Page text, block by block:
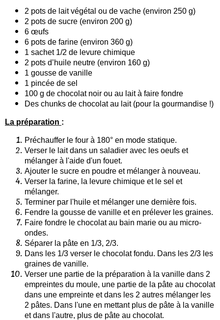
2 pots de lait végétal ou de vache (environ 250 g)
2 pots de sucre (environ 200 g)
6 œufs
6 pots de farine (environ 360 g)
1 sachet 1/2 de levure chimique
2 pots d’huile neutre (environ 160 g)
1 gousse de vanille
1 pincée de sel
100 g de chocolat noir ou au lait à faire fondre
Des chunks de chocolat au lait (pour la gourmandise !)
La préparation :
Préchauffer le four à 180° en mode statique.
Verser le lait dans un saladier avec les oeufs et
mélanger à l'aide d'un fouet.
Ajouter le sucre en poudre et mélanger à nouveau.
Verser la farine, la levure chimique et le sel et
mélanger.
Terminer par l'huile et mélanger une dernière fois.
Fendre la gousse de vanille et en prélever les graines.
Faire fondre le chocolat au bain marie ou au micro-
ondes.
Séparer la pâte en 1/3, 2/3.
Dans les 1/3 verser le chocolat fondu. Dans les 2/3 les
graines de vanille.
Verser une partie de la préparation à la vanille dans 2
empreintes du moule, une partie de la pâte au chocolat
dans une empreinte et dans les 2 autres mélanger les
2 pâtes. Dans l'une en mettant plus de pâte à la vanille
et dans l'autre, plus de pâte au chocolat.